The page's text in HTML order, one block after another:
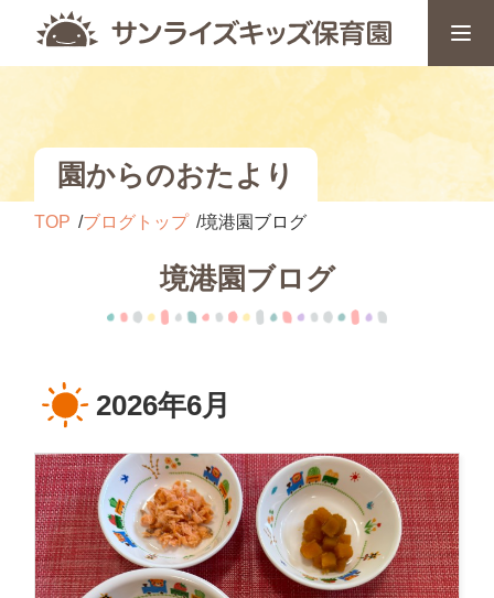
園からのおたより
TOP ブログトップ 境港園ブログ
境港園ブログ
2026年6月